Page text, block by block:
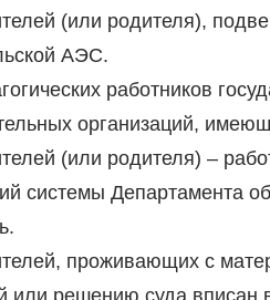
(или родителя),
АЭС.
работников
организаций,
(или родителя) –
системы Департамента
проживающих с